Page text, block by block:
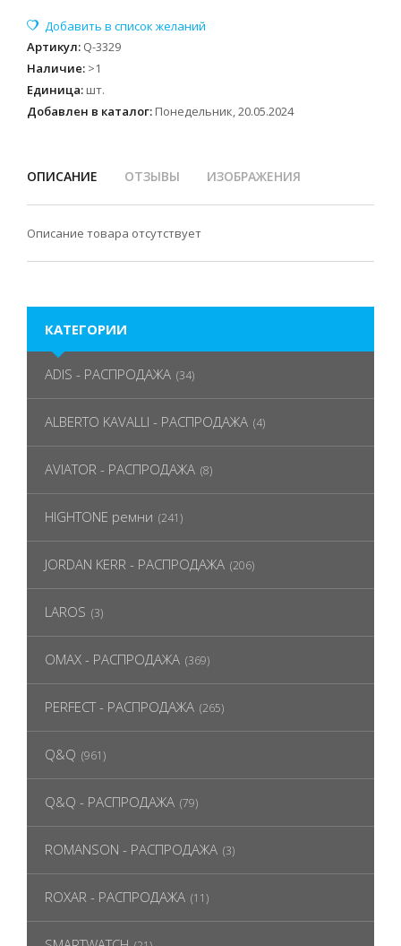
Артикул: Q-3329
Наличие: >1
Единица: шт.
Добавлен в каталог: Понедельник, 20.05.2024
ОПИСАНИЕ ОТЗЫВЫ ИЗОБРАЖЕНИЯ
Описание товара отсутствует
КАТЕГОРИИ
ADIS - РАСПРОДАЖА (34)
ALBERTO KAVALLI - РАСПРОДАЖА (4)
AVIATOR - РАСПРОДАЖА (8)
HIGHTONE ремни (241)
JORDAN KERR - РАСПРОДАЖА (206)
LAROS (3)
OMAX - РАСПРОДАЖА (369)
PERFECT - РАСПРОДАЖА (265)
Q&Q (961)
Q&Q - РАСПРОДАЖА (79)
ROMANSON - РАСПРОДАЖА (3)
ROXAR - РАСПРОДАЖА (11)